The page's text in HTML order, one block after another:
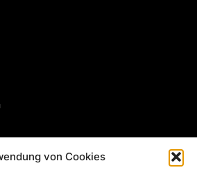
von Cookies